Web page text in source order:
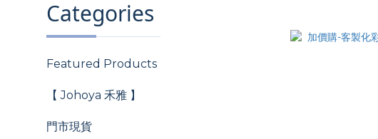
Categories
Featured Products
【 Johoya 禾雅 】
門市現貨